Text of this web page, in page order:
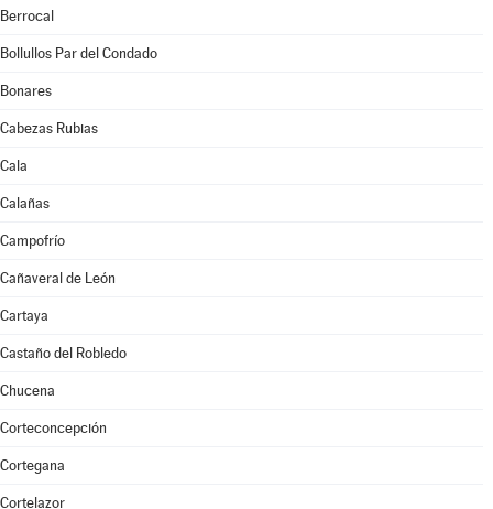
Berrocal
Bollullos Par del Condado
Bonares
Cabezas Rubias
Cala
Calañas
Campofrío
Cañaveral de León
Cartaya
Castaño del Robledo
Chucena
Corteconcepción
Cortegana
Cortelazor